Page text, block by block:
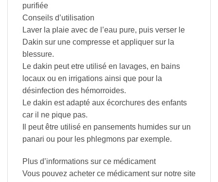
purifiée
Conseils d’utilisation
Laver la plaie avec de l’eau pure, puis verser le
Dakin sur une compresse et appliquer sur la
blessure.
Le dakin peut etre utilisé en lavages, en bains
locaux ou en irrigations ainsi que pour la
désinfection des hémorroides.
Le dakin est adapté aux écorchures des enfants
car il ne pique pas.
Il peut être utilisé en pansements humides sur un
panari ou pour les phlegmons par exemple.
Plus d’informations sur ce médicament
Vous pouvez acheter ce médicament sur notre site